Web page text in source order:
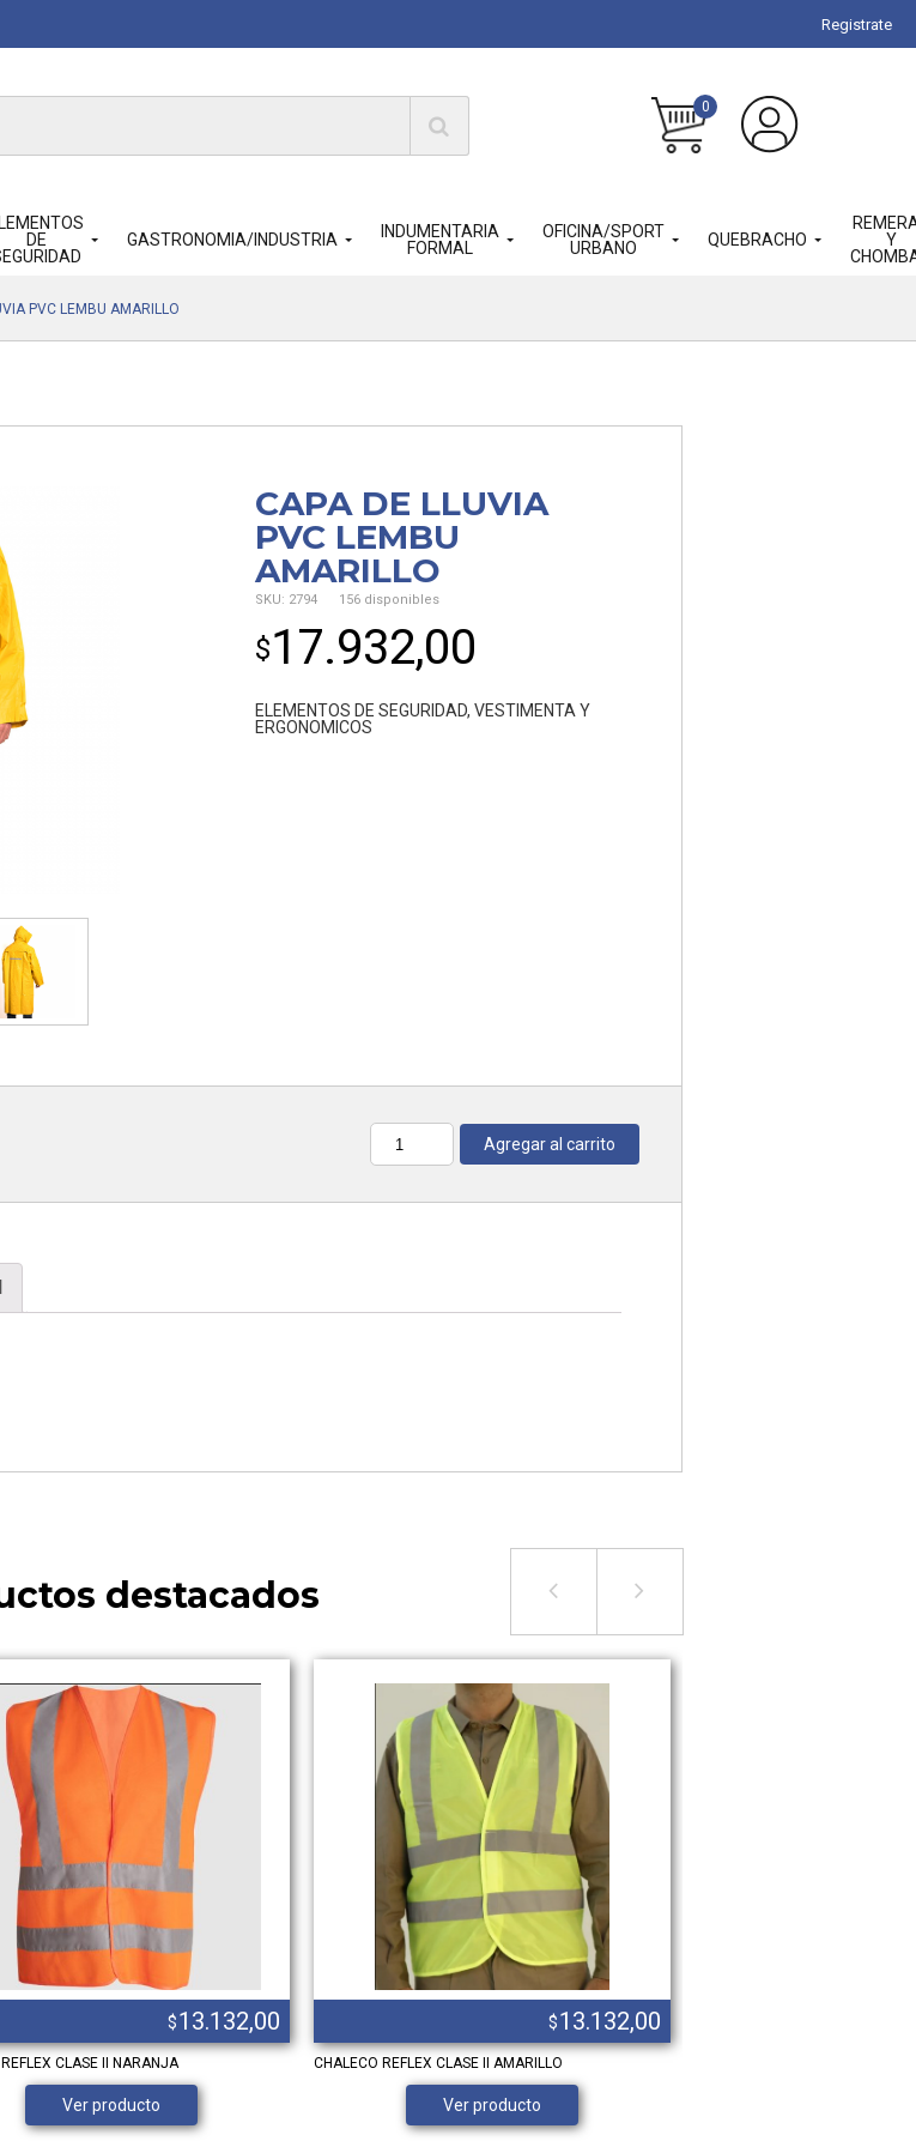
Registrate
0
DE
GASTRONOMIA/INDUSTRIA
INDUMENTARIA
FORMAL
OFICINA/SPORT
URBANO
QUEBRACHO
Y
PVC LEMBU AMARILLO
CAPA DE LLUVIA
PVC LEMBU
AMARILLO
SKU: 2794 156 disponibles
$17.932,00
ELEMENTOS DE SEGURIDAD,VESTIMENTA Y
ERGONOMICOS
Cantidad Agregar al carrito
destacados
$13.132,00
CLASE II NARANJA
Ver producto
$13.132,00
CHALECO REFLEX CLASE II AMARILLO
Ver producto